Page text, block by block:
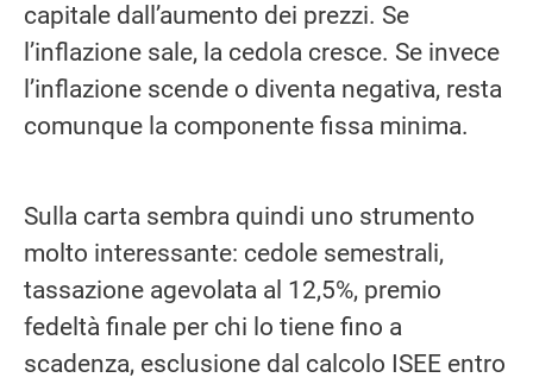
capitale dall’aumento dei prezzi. Se
l’inflazione sale, la cedola cresce. Se invece
l’inflazione scende o diventa negativa, resta
comunque la componente fissa minima.
Sulla carta sembra quindi uno strumento
molto interessante: cedole semestrali,
tassazione agevolata al 12,5%, premio
fedeltà finale per chi lo tiene fino a
scadenza, esclusione dal calcolo ISEE entro